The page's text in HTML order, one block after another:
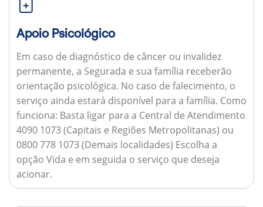
Apoio Psicológico
Em caso de diagnóstico de câncer ou invalidez
permanente, a Segurada e sua família receberão
orientação psicológica. No caso de falecimento, o
serviço ainda estará disponível para a família. Como
funciona: Basta ligar para a Central de Atendimento
4090 1073 (Capitais e Regiões Metropolitanas) ou
0800 778 1073 (Demais localidades) Escolha a
opção Vida e em seguida o serviço que deseja
acionar.